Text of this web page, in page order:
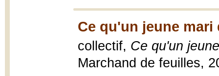
Ce qu'un jeune mari
collectif, Ce qu'un
Marchand de feuilles,